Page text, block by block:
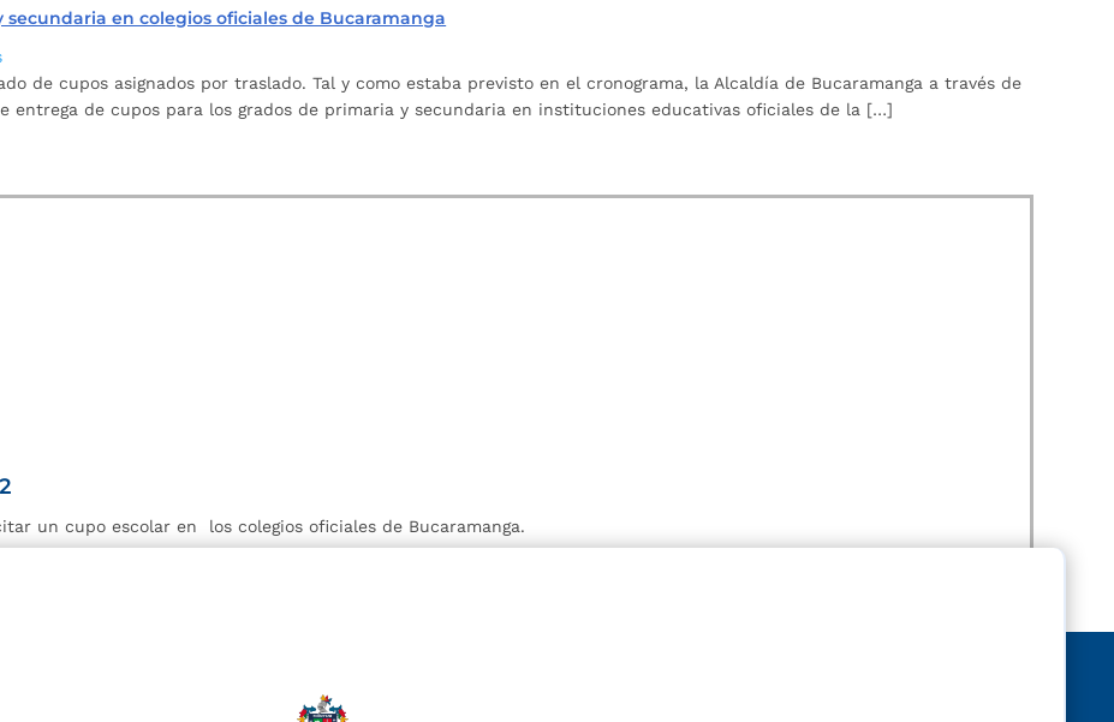
en colegios oficiales de Bucaramanga
de cupos asignados por traslado. Tal y como estaba previsto en el cronograma, la Alcaldía de Bucaramanga a través de
de cupos para los grados de primaria y secundaria en instituciones educativas oficiales de la […]
un cupo escolar en los colegios oficiales de Bucaramanga.